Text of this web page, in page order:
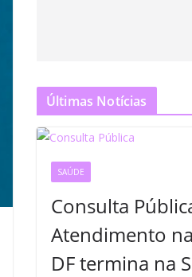
Últimas Notícias
SAÚDE
Consulta
Atendimento
DF termina na